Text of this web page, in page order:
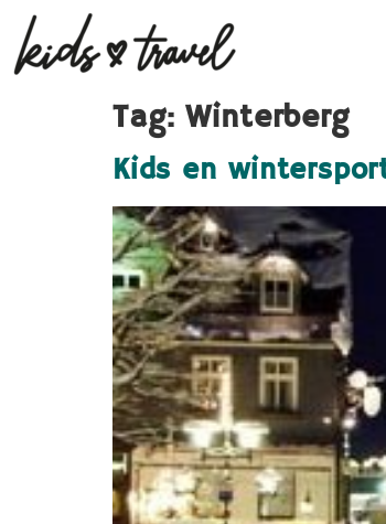
Tag:Winterberg
Kids en